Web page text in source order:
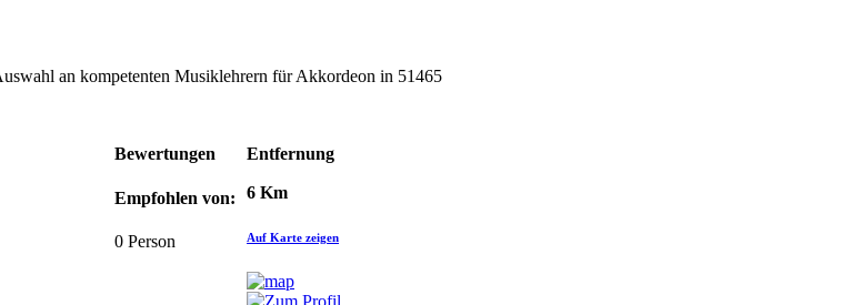
an kompetenten Musiklehrern für Akkordeon in 51465
Bewertungen Entfernung
Empfohlen von:
0 Person
6 Km
Auf Karte zeigen